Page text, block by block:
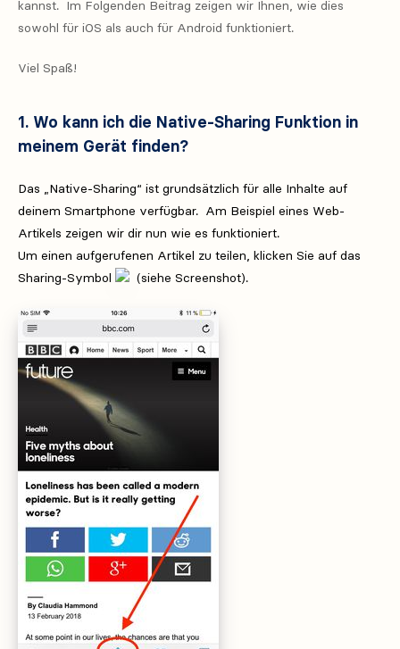
kannst. Im Folgenden Beitrag zeigen wir Ihnen, wie dies
sowohl für iOS als auch für Android funktioniert.
Viel Spaß!
1. Wo kann ich die Native-Sharing Funktion in
meinem Gerät finden?
Das „Native-Sharing“ ist grundsätzlich für alle Inhalte auf
deinem Smartphone verfügbar. Am Beispiel eines Web-
Artikels zeigen wir dir nun wie es funktioniert.
Um einen aufgerufenen Artikel zu teilen, klicken Sie auf das
Sharing-Symbol
(siehe Screenshot).